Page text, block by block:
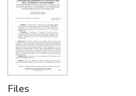
Statistics
Policies
Files